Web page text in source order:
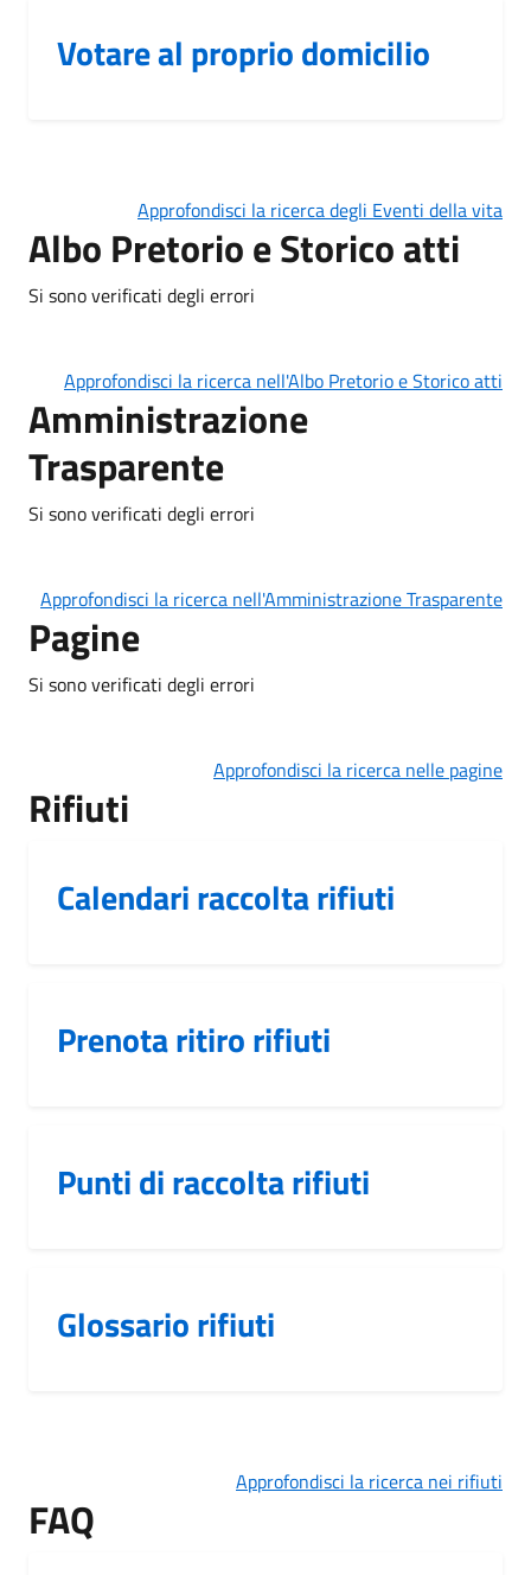
Votare al proprio domicilio
Approfondisci la ricerca degli Eventi della vita
Albo Pretorio e Storico atti
Si sono verificati degli errori
Approfondisci la ricerca nell'Albo Pretorio e Storico atti
Amministrazione
Trasparente
Si sono verificati degli errori
Approfondisci la ricerca nell'Amministrazione Trasparente
Pagine
Si sono verificati degli errori
Approfondisci la ricerca nelle pagine
Rifiuti
Calendari raccolta rifiuti
Prenota ritiro rifiuti
Punti di raccolta rifiuti
Glossario rifiuti
Approfondisci la ricerca nei rifiuti
FAQ